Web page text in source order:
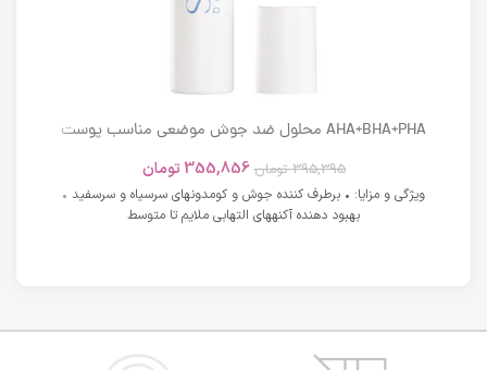
AHA+BHA+PHA محلول ضد جوش موضعی مناسب پوست
395,395 تومان 355,856 تومان
ویژگی و مزایا: • برطرف کننده جوش و کومدونهای سرسیاه و سرسفید •
بهبود دهنده آکنههای التهابی ملایم تا متوسط